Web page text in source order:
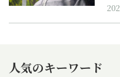
人気のキーワード